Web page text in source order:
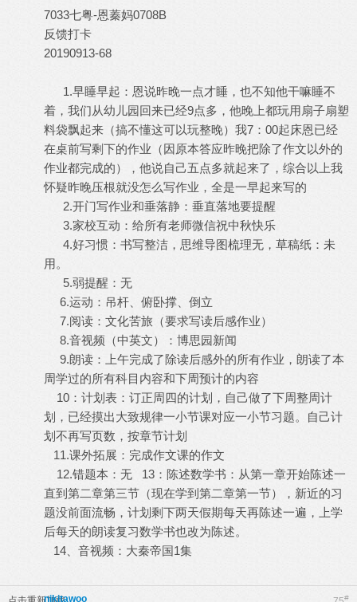
7033七粤-恩蓁妈0708B
反馈打卡
20190913-68
1.早睡早起：恩说昨晚一点才睡，也不知他干嘛睡不
着，我们从幼儿园回来已经9点多，他晚上都玩用扇子扇塑
料袋飘起来（搞不懂这可以玩整晚）我7：00起床恩已经
在桌前写剩下的作业（因原本答应昨晚把除了作文以外的
作业都完成的），他说自己五点多就起来了，综合以上我
怀疑昨晚压根就没怎么写作业，全是一早起来写的
2.开门写作业和垂落静：垂直落地要提醒
3.家校互动：给所有老师微信祝中秋快乐
4.好习惯：书写整洁，思维导图梳理无，草稿纸：未
用。
5.弱提醒：无
6.运动：吊杆、俯卧撑、倒立
7.阅读：文化苦旅（要求写读后感作业）
8.音视频（中英文）：博思园新闻
9.朗读：上午完成了除读后感外的所有作业，朗读了本
周学过的所有科目内容和下周预计的内容
10：计划表：订正周四的计划，自己做了下周整周计
划，已经摸出大致规律一小节课对应一小节习题。自己计
划不再写页数，按章节计划
11.课外拓展：完成作文课的作文
12.错题本：无 13：陈述数学书：从第一章开始陈述一
直到第二章第三节（现在学到第二章第一节），新近的习
题没前面流畅，计划剩下两天假期每天再陈述一遍，上学
后每天的朗读复习数学书也改为陈述。
14、音视频：大秦帝国1集
#
nikitawoo